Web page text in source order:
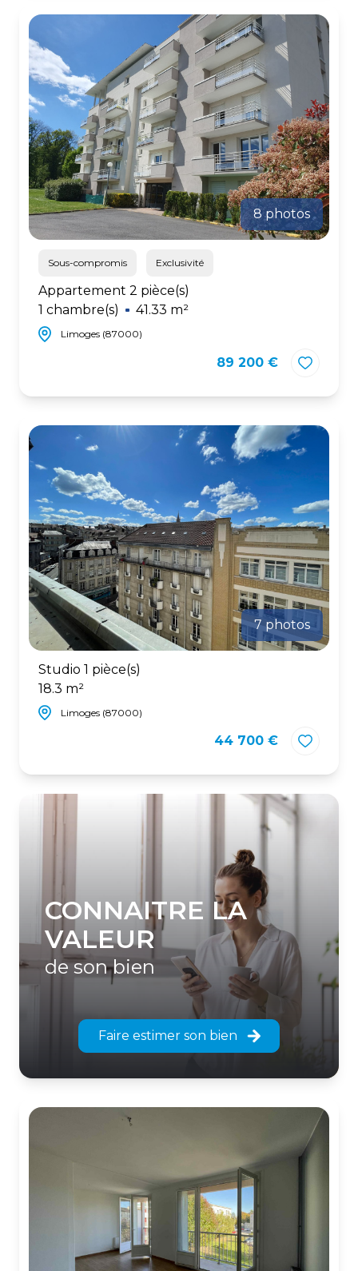
8 photos
Sous-compromis Exclusivité
Appartement 2 pièce(s)
1 chambre(s)
41.33 m²
Limoges (87000)
89 200 €
7 photos
Studio 1 pièce(s)
18.3 m²
Limoges (87000)
44 700 €
CONNAITRE LA
VALEUR
de son bien
Faire estimer son bien